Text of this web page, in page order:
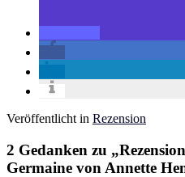
Veröffentlicht in Rezension
2 Gedanken zu „
Germaine von Annette